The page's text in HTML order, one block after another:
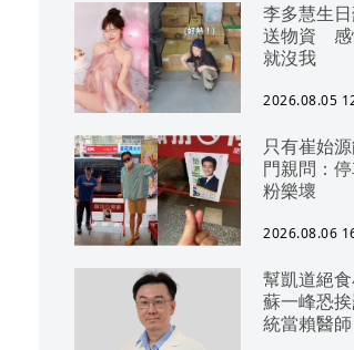
李多慧生
送物資 感
就沒我
2026.08.05
只有崔始
門親問：
粉樂壞
2026.08.06
幫凱道絕
蘇一峰恐
統當賴醫師